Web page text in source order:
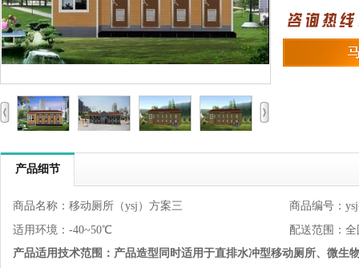
产品细节
商品名称：移动厕所（ysj）方案三
商品编号：
适用环境：-40~50℃
配送范围：全
产品适用技术范围： 产品造型同时适用于直排水冲型移动厕所、微生